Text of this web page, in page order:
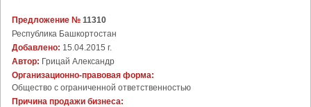
Предложение № 11310
Республика Башкортостан
Добавлено: 15.04.2015 г.
Автор: Грицай Александр
Организационно-правовая форма:
Общество с ограниченной ответственностью
Причина продажи бизнеса: